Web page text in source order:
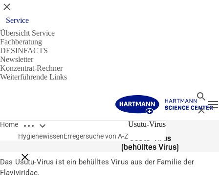
Schließen
Service
Übersicht Service
Fachberatung
DESINFACTS
Newsletter
Konzentrat-Rechner
Weiterführende Links
Suche
Home Breadcrumbs öffnen
Breadcrumbs schließen
HygienewissenErregersuche von A-Z
Usutu-Virus
Erreger
Usutu-Virus
(behülltes Virus)
Das Usutu-Virus ist ein behülltes Virus aus der Familie der
Flaviviridae.